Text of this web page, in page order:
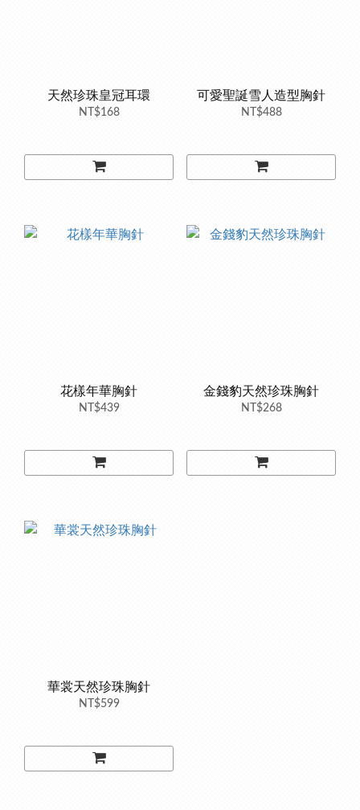
天然珍珠皇冠耳環
NT$168
可愛聖誕雪人造型胸針
NT$488
花樣年華胸針
NT$439
金錢豹天然珍珠胸針
NT$268
華裳天然珍珠胸針
NT$599